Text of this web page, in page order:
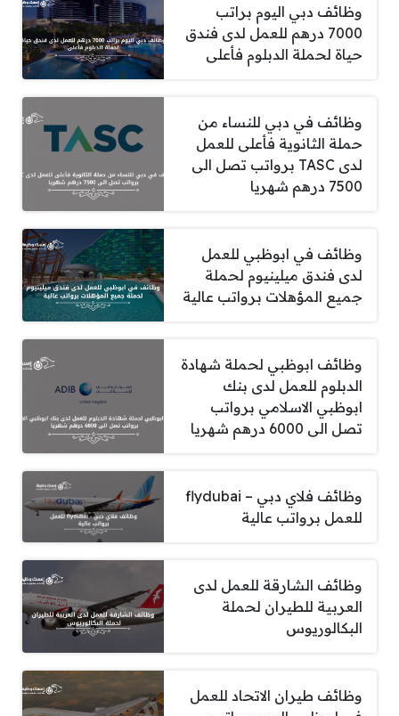
وظائف دبي اليوم براتب
7000 درهم للعمل لدى فندق
حياة لحملة الدبلوم فأعلى
وظائف في دبي للنساء من
حملة الثانوية فأعلى للعمل
لدى TASC برواتب تصل الى
7500 درهم شهريا
وظائف في ابوظبي للعمل
لدى فندق ميلينيوم لحملة
جميع المؤهلات برواتب عالية
وظائف ابوظبي لحملة شهادة
الدبلوم للعمل لدى بنك
ابوظبي الاسلامي برواتب
تصل الى 6000 درهم شهريا
وظائف فلاي دبي – flydubai
للعمل برواتب عالية
وظائف الشارقة للعمل لدى
العربية للطيران لحملة
البكالوريوس
وظائف طيران الاتحاد للعمل